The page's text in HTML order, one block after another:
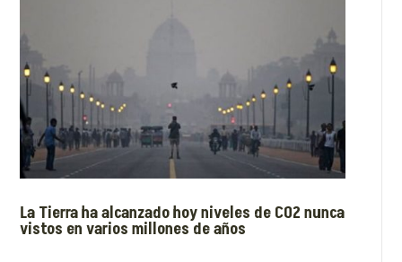
La Tierra ha alcanzado hoy niveles de CO2 nunca
vistos en varios millones de años